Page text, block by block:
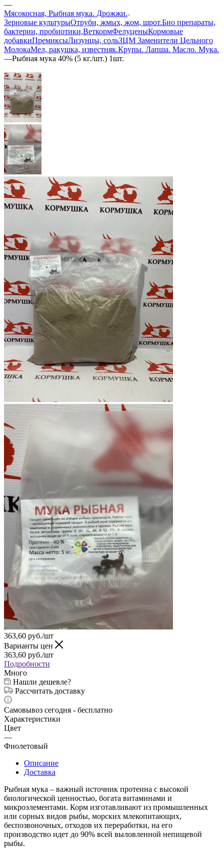
—
Мясокосная, Рыбная мука. Дрожжи.
Зерновые культурыОтруби, жмых, жом, шрот.Био препараты,
бактерии, пробиотики,ВеткормФелуценыКормовые
добавкиПремиксыЛизунцы, сольЗЦМ Заменители Цельного
МолокаМел, ракушка, известняк.Крупы. Лапша. Масло. Мука.
—Рыбная мука 40% (5 кг./шт.) 1шт.
363,60 руб./шт
Варианты цен
363,60 руб./шт
Подробности
Много
Нашли дешевле?
Рассчитать доставку
Самовывоз сегодня - бесплатно
Характеристики
Цвет
—
Фиолетовый
Описание
Доставка
Рыбная мука – важный источник протеина с высокой
биологической ценностью, богата витаминами и
микроэлементами. Корм изготавливают из промышленных
или сорных видов рыбы, морских млекопитающих,
беспозвоночных, отходов их переработки, на его
производство идет до 90% всей выловленной непищевой
рыбы.